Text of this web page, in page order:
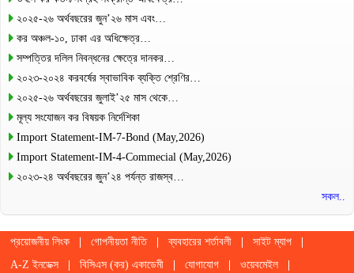
২০২৫-২৬ অর্থবছরের জুন’২৬ মাস এবং…
কর অঞ্চল-১০, ঢাকা এর অধিক্ষেত্র…
সম্পত্তির দলিল নিবন্ধনের ক্ষেত্রে দানকর…
২০২৩-২০২৪ করবর্ষের স্বাভাবিক ব্যক্তি শ্রেণির…
২০২৫-২৬ অর্থবছরের জুলাই’২৫ মাস থেকে…
মূল্য সংযোজন কর বিষয়ক নির্দেশিকা
Import Statement-IM-7-Bond (May,2026)
Import Statement-IM-4-Commecial (May,2026)
২০২৩-২৪ অর্থবছরের জুন’২৪ পর্যন্ত রাজস্ব…
সকল..
প্রয়োজনীয় লিংক গোপনীয়তা নীতি ব্যবহারের শর্তাবলী
সাইট ম্যাপ
A-Z ইনডেক্স
বিসিএস (কর) একাডেমী যোগাযোগ ওয়েবমেইল